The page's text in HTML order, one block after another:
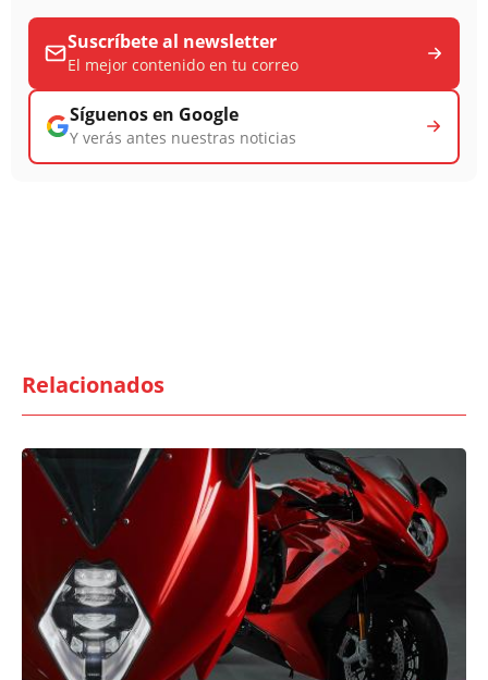
Suscríbete al newsletter
El mejor contenido en tu correo
Síguenos en Google
Y verás antes nuestras noticias
Relacionados